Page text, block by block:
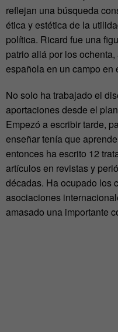
reflejan una búsqueda
ética y estética de la
política. Ricard fue una
patrio allá por los
española en un campo en
No solo ha trabajado el
aportaciones desde el
Empezó a escribir tarde,
enseñar tenía que
entonces ha escrito 12
artículos en revistas y
décadas. Ha ocupado los
asociaciones
amasado una importante